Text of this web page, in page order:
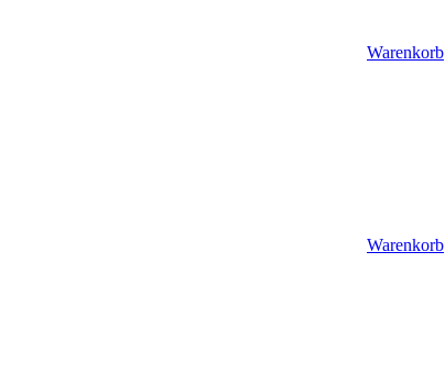
Warenkorb
Warenkorb